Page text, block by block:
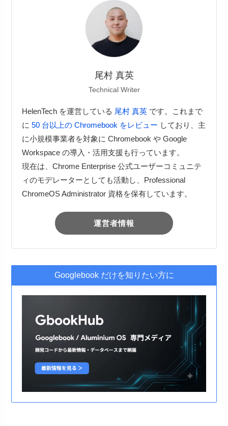
尾村 真英
Technical Writer
HelenTech を運営している 尾村 真英です。これまで
に 50 台以上の Chromebook をレビュー しており、主
に小規模事業者を対象に Chromebook や Google
Workspace の導入・活用支援も行っています。
現在は、Chrome Enterprise 公式ユーザーコミュニテ
ィのモデレーターとしても活動し、Professional
ChromeOS Administrator 資格を保有しています。
運営者情報
Googlebook だけを知りたい方に